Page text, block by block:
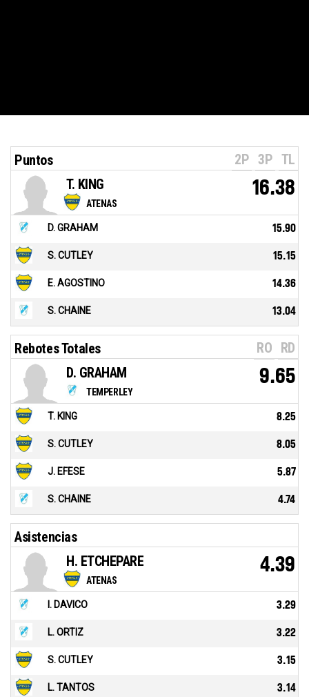
Puntos 2P 3P TL
ATENAS
T. KING 16.38
D. GRAHAM 15.90
S. CUTLEY 15.15
E. AGOSTINO 14.36
S. CHAINE 13.04
Rebotes Totales RO RD
TEMPERLEY
D. GRAHAM 9.65
T. KING 8.25
S. CUTLEY 8.05
J. EFESE 5.87
S. CHAINE 4.74
Asistencias
ATENAS
H. ETCHEPARE 4.39
I. DAVICO 3.29
L. ORTIZ 3.22
S. CUTLEY 3.15
L. TANTOS 3.14